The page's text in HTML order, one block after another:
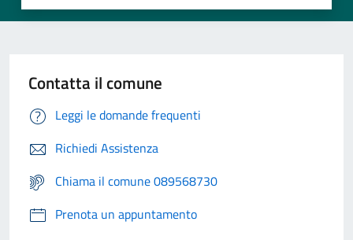
Contatta il comune
Leggi le domande frequenti
Richiedi Assistenza
Chiama il comune 089568730
Prenota un appuntamento